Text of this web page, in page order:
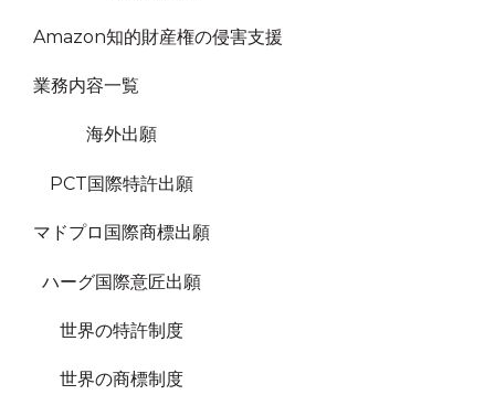
Amazon知的財産権の侵害支援
業務内容一覧
海外出願
PCT国際特許出願
マドプロ国際商標出願
ハーグ国際意匠出願
世界の特許制度
世界の商標制度